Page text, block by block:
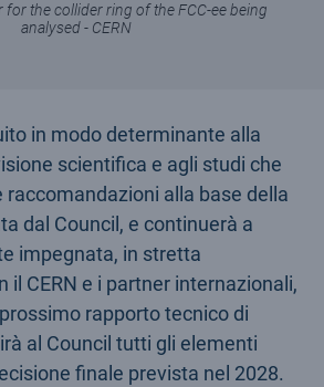
for the collider ring of the FCC-ee being
analysed - CERN
in modo determinante alla
scientifica e agli studi che
raccomandazioni alla base della
dal Council, e continuerà a
impegnata, in stretta
il CERN e i partner internazionali,
rapporto tecnico di
al Council tutti gli elementi
finale prevista nel 2028.